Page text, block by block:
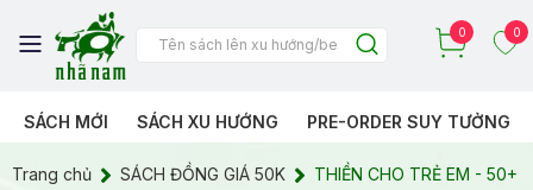
0 0
SÁCH MỚI SÁCH XU HƯỚNG PRE-ORDER SUY TƯỞNG
Trang chủ SÁCH ĐỒNG GIÁ 50K
THIỀN CHO TRẺ EM - 50+